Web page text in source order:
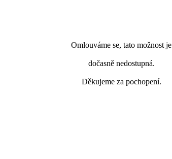
Omlouváme se, tato možnost je
dočasně nedostupná.
Děkujeme za pochopení.